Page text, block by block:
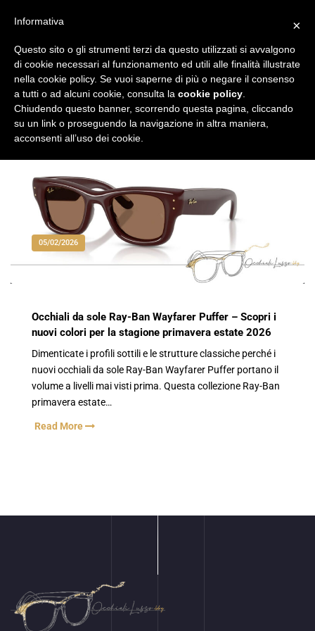
05/02/2026
Occhiali da sole Ray-Ban Wayfarer Puffer – Scopri i
nuovi colori per la stagione primavera estate 2026
Dimenticate i profili sottili e le strutture classiche perché i
nuovi occhiali da sole Ray-Ban Wayfarer Puffer portano il
volume a livelli mai visti prima. Questa collezione Ray-Ban
primavera estate…
Read More
×
Informativa
Questo sito o gli strumenti terzi da questo utilizzati si avvalgono
di cookie necessari al funzionamento ed utili alle finalità illustrate
nella cookie policy. Se vuoi saperne di più o negare il consenso
a tutti o ad alcuni cookie, consulta la cookie policy
Chiudendo questo banner, scorrendo questa pagina, cliccando
su un link o proseguendo la navigazione in altra maniera,
acconsenti all’uso dei cookie.